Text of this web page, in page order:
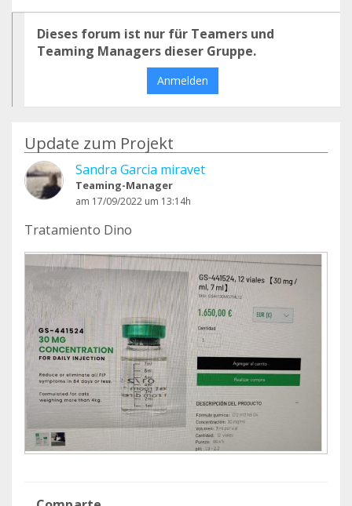
Dieses forum ist nur für Teamers und
Teaming Managers dieser Gruppe.
Anmelden
Update zum Projekt
Sandra Garcia miravet
Teaming-Manager
am 17/09/2022 um 13:14h
Tratamiento Dino